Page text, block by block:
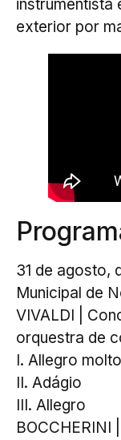
instrumentista
exterior por
31 de agosto,
Municipal de
VIVALDI |
orquestra de
I. Allegro molto
II. Adágio
III. Allegro
BOCCHERINI